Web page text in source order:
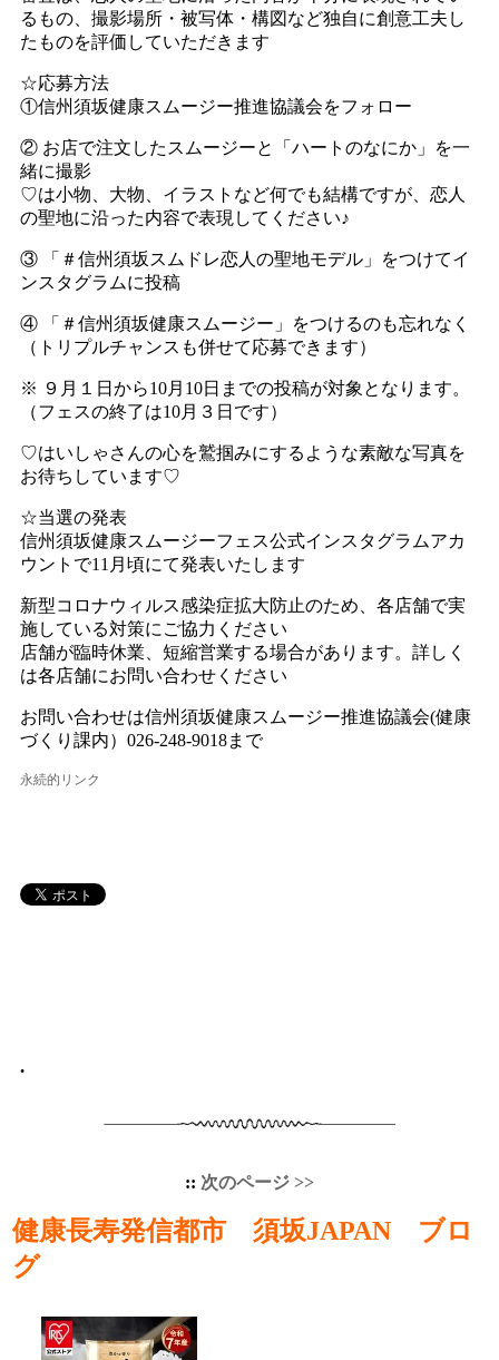
るもの、撮影場所・被写体・構図など独自に創意工夫し
たものを評価していただきます
☆応募方法
①信州須坂健康スムージー推進協議会をフォロー
② お店で注文したスムージーと「ハートのなにか」を一
緒に撮影
♡は小物、大物、イラストなど何でも結構ですが、恋人
の聖地に沿った内容で表現してください♪
③ 「＃信州須坂スムドレ恋人の聖地モデル」をつけてイ
ンスタグラムに投稿
④ 「＃信州須坂健康スムージー」をつけるのも忘れなく
（トリプルチャンスも併せて応募できます）
※ ９月１日から10月10日までの投稿が対象となります。
（フェスの終了は10月３日です）
♡はいしゃさんの心を鷲掴みにするような素敵な写真を
お待ちしています♡
☆当選の発表
信州須坂健康スムージーフェス公式インスタグラムアカ
ウントで11月頃にて発表いたします
新型コロナウィルス感染症拡大防止のため、各店舗で実
施している対策にご協力ください
店舗が臨時休業、短縮営業する場合があります。詳しく
は各店舗にお問い合わせください
お問い合わせは信州須坂健康スムージー推進協議会(健康
づくり課内）026-248-9018まで
永続的リンク
•
:: 次のページ >>
健康長寿発信都市 須坂JAPAN ブロ
グ